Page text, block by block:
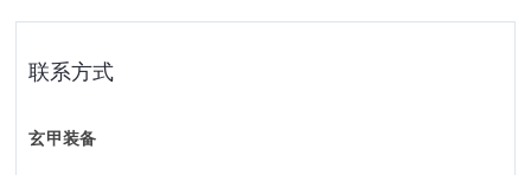
联系方式
玄甲装备